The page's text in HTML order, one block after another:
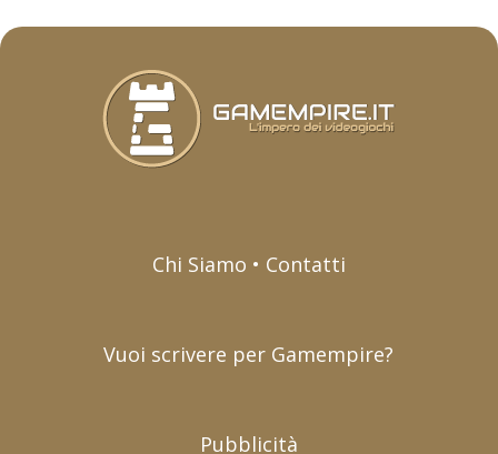
Chi Siamo • Contatti
Vuoi scrivere per Gamempire?
Pubblicità